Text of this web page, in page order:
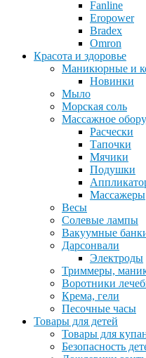
Fanline
Eropower
Bradex
Omron
Красота и здоровье
Маникюрные и
Новинки
Мыло
Морская соль
Массажное
Расчески
Тапочки
Мячики
Подушки
Массажеры
Весы
Солевые лампы
Вакуумные
Дарсонвали
Электроды
Триммеры,
Воротники
Крема, гели
Песочные часы
Товары для детей
Товары для
Безопасность